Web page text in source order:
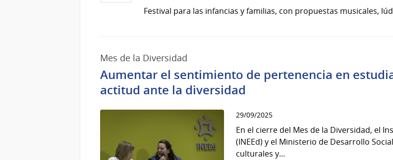
2025
Festival para las infancias y familias, con propuestas musicales,
Mes de la Diversidad
Aumentar el sentimiento de pertenencia en
actitud ante la diversidad
29/09/2025
En el cierre del Mes de la Diversidad, el
(INEEd) y el Ministerio de Desarrollo
culturales y...